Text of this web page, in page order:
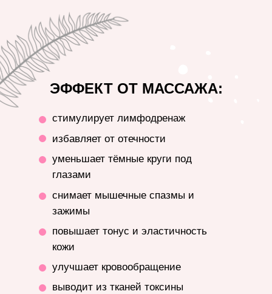
избавляет от отечности
ЭФФЕКТ ОТ МАССАЖА:
стимулирует лимфодренаж
уменьшает тёмные круги под
глазами
снимает мышечные спазмы и
зажимы
повышает тонус и эластичность
кожи
улучшает кровообращение
выводит из тканей токсины